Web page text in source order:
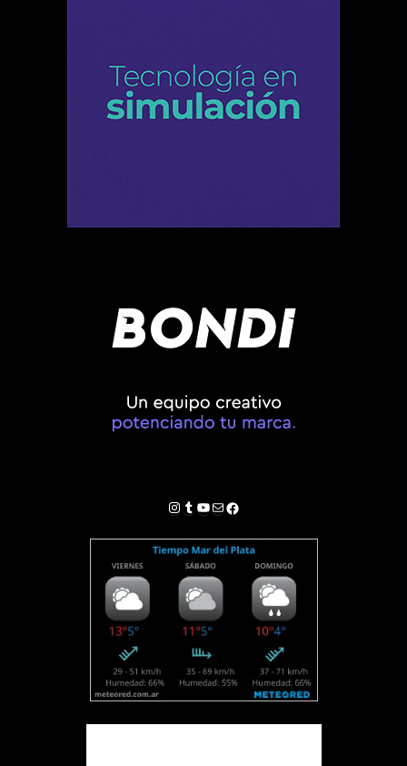
Instagram
Tumblr
YouTube
Correo electrónico
Facebook